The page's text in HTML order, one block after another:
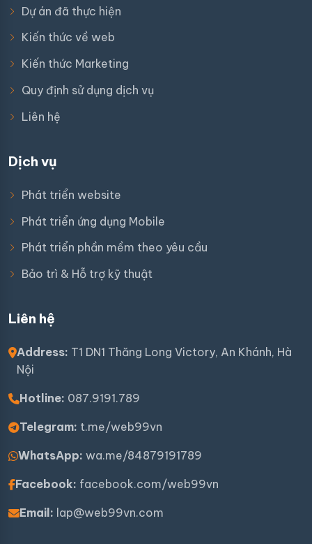
Dự án đã thực hiện
Kiến thức về web
Kiến thức Marketing
Quy định sử dụng dịch vụ
Liên hệ
Dịch vụ
Phát triển website
Phát triển ứng dụng Mobile
Phát triển phần mềm theo yêu cầu
Bảo trì & Hỗ trợ kỹ thuật
Liên hệ
Address: T1 DN1 Thăng Long Victory, An Khánh, Hà
Nội
Hotline: 087.9191.789
Telegram: t.me/web99vn
WhatsApp: wa.me/84879191789
Facebook: facebook.com/web99vn
Email: lap@web99vn.com